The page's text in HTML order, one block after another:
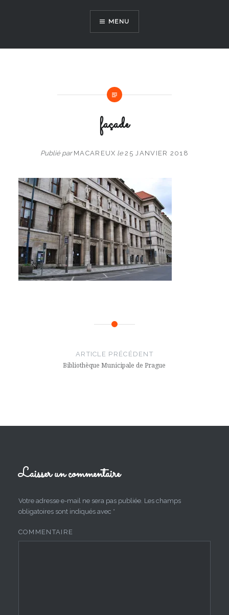
MENU
façade
Publié par MACAREUX le25 JANVIER 2018
ARTICLE PRÉCÉDENT
Bibliothèque Municipale de Prague
Laisser un commentaire
Votre adresse e-mail ne sera pas publiée. Les champs
obligatoires sont indiqués avec *
COMMENTAIRE